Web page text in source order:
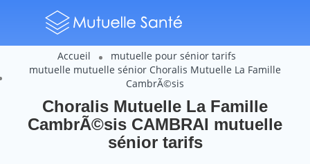
Accueil
mutuelle pour sénior tarifs
mutuelle mutuelle sénior Choralis Mutuelle La Famille
CambrÃ©sis
Choralis Mutuelle La Famille
CambrÃ©sis CAMBRAI mutuelle
sénior tarifs